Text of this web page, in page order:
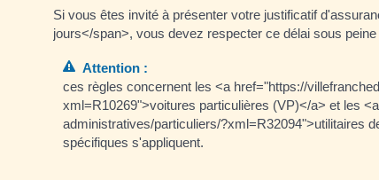
Si vous êtes invité à présenter votre justificatif
jours</span>, vous devez respecter ce délai sous
Attention :
ces règles concernent les <a href="https://
xml=R10269">voitures particulières (VP)</a> et les
administratives/particuliers/?xml=R32094">utilitaires
spécifiques s'appliquent.